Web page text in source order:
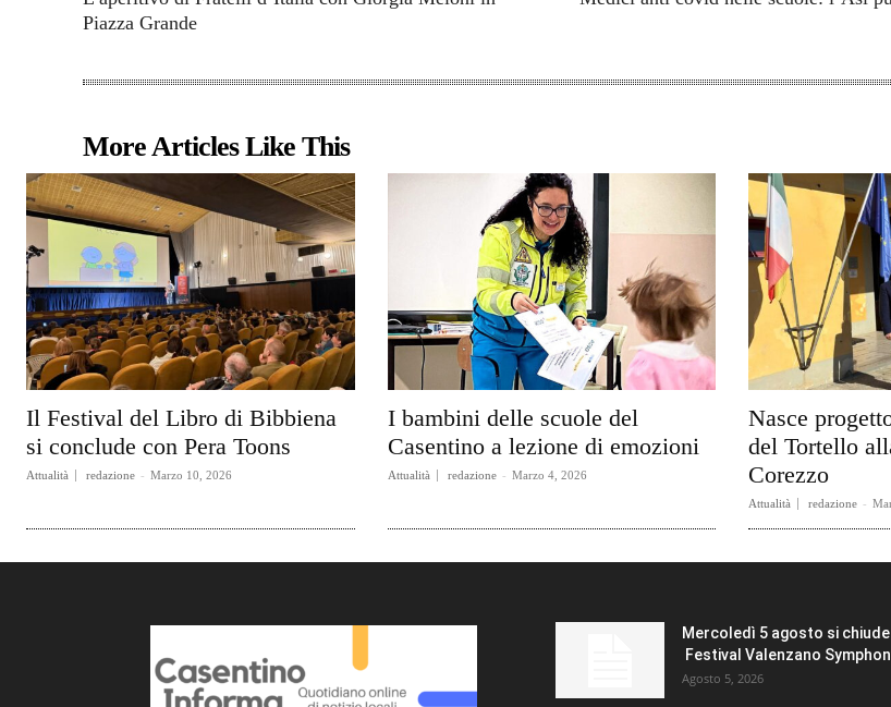
Piazza Grande
More Articles Like This
Il Festival del Libro di Bibbiena
si conclude con Pera Toons
Attualità redazione - Marzo 10, 2026
I bambini delle scuole del
Casentino a lezione di emozioni
Attualità redazione - Marzo 4, 2026
Nasce
del Tortello
Corezzo
Attualità redazione -
Mercoledì 5 agosto si chiude
Festival Valenzano
Agosto 5, 2026